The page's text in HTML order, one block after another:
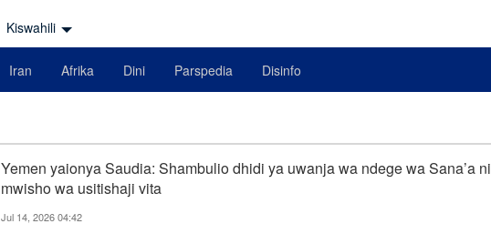
Kiswahili
Iran Afrika Dini Parspedia Disinfo
Yemen yaionya Saudia: Shambulio dhidi ya uwanja wa ndege wa Sana’a ni
mwisho wa usitishaji vita
Jul 14, 2026 04:42